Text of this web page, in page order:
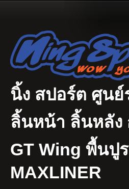
นิ้ง สปอร์ต ศูนย์
ลิ้นหน้า ลิ้นหลัง
GT Wing พื้นปู
MAXLINER